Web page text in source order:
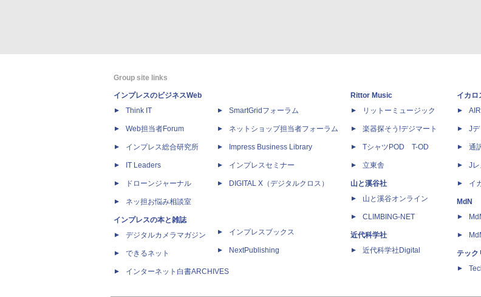
Group site links
インプレスのビジネスWeb
Think IT
Web担当者Forum
インプレス総合研究所
IT Leaders
ドローンジャーナル
ネッ担お悩み相談室
インプレスの本と雑誌
デジタルカメラマガジン
できるネット
インターネット白書ARCHIVES
SmartGridフォーラム
ネットショップ担当者フォーラム
Impress Business Library
インプレスセミナー
DIGITAL X（デジタルクロス）
インプレスブックス
NextPublishing
Rittor Music
リットーミュージック
楽器探そう!デジマート
TシャツPOD T-OD
立東舎
山と溪谷社
山と溪谷オンライン
CLIMBING-NET
近代科学社
近代科学社Digital
イカロ
J
通
J
イ
MdN
テック